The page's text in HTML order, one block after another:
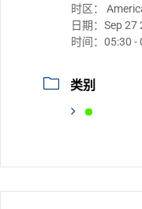
时区：
日期： Sep 27
时间： 05:30 -
类别